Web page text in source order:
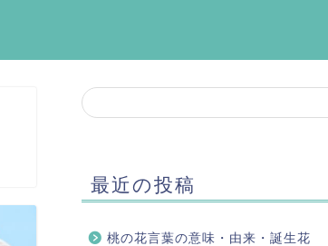
最近の投稿
桃の花言葉の意味・由来・誕生花